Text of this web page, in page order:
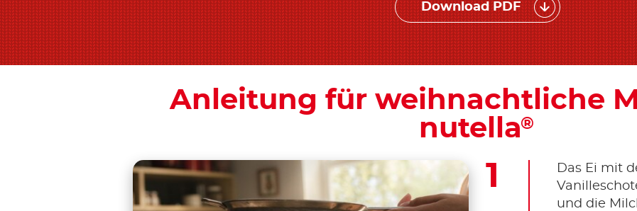
Download PDF
Anleitung für weihnachtliche
nutella®
Das Ei mit
und die